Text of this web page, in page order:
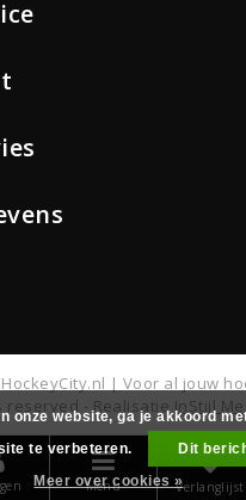
| Voor al jouw
reserved - Realisatie InStijl
Menu Verlanglijst
onze website, ga je akkoord
te verbeteren.
Dit
Meer over cookies »